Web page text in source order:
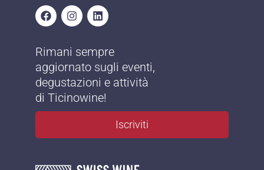
Rimani sempre
aggiornato sugli eventi,
degustazioni e attività
di Ticinowine!
Iscriviti